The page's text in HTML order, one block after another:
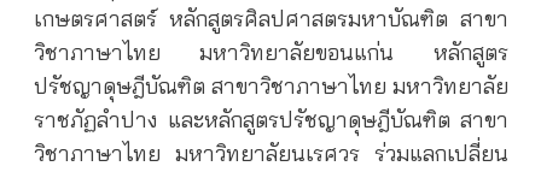
เกษตรศาสตร์ หลักสูตรศิลปศาสตรมหาบัณฑิต สาขา
วิชาภาษาไทย มหาวิทยาลัยขอนแก่น หลักสูตร
ปรัชญาดุษฎีบัณฑิต สาขาวิชาภาษาไทย มหาวิทยาลัย
ราชภัฏลำปาง และหลักสูตรปรัชญาดุษฎีบัณฑิต สาขา
วิชาภาษาไทย มหาวิทยาลัยนเรศวร ร่วมแลกเปลี่ยน